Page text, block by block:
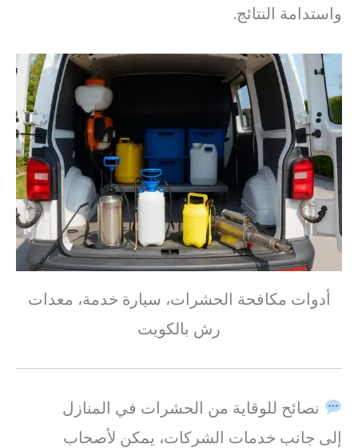
واستدامة النتائج.
أدوات مكافحة الحشرات، سيارة خدمة، معدات
رش بالكويت
نصائح للوقاية من الحشرات في المنازل
إلى جانب خدمات الشركات، يمكن لأصحاب